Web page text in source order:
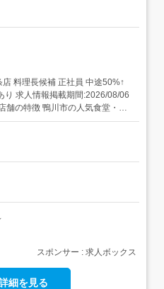
06
スポンサー : 求人ボックス
細を見る